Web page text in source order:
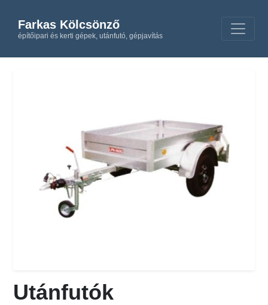
Farkas Kölcsönző
építőipari és kerti gépek, utánfutó, gépjavítás
Utánfutók